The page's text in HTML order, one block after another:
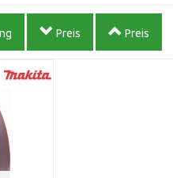
Preis Preis